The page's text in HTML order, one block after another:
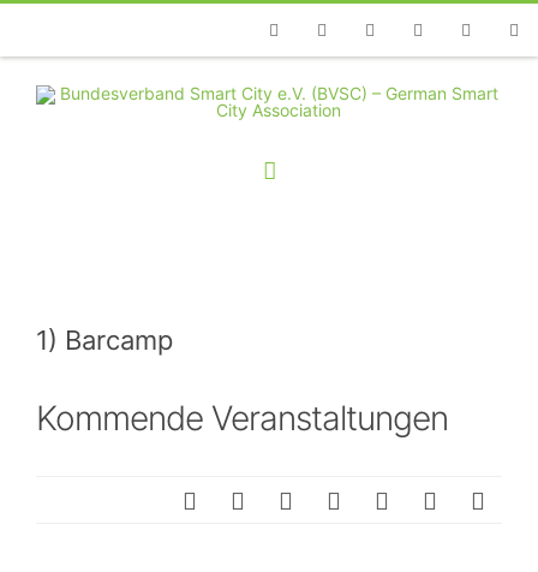
TelefonFacebookTwitterYoutubeInstagramLinkedin
1) Barcamp
Kommende Veranstaltungen